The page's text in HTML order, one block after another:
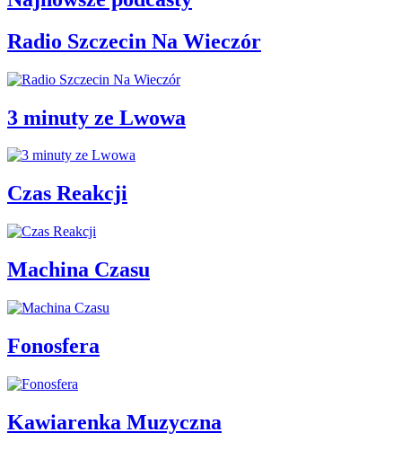
Radio Szczecin Na Wieczór
3 minuty ze Lwowa
Czas Reakcji
Machina Czasu
Fonosfera
Kawiarenka Muzyczna